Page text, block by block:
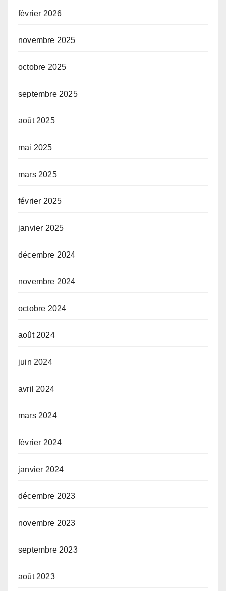
février 2026
novembre 2025
octobre 2025
septembre 2025
août 2025
mai 2025
mars 2025
février 2025
janvier 2025
décembre 2024
novembre 2024
octobre 2024
août 2024
juin 2024
avril 2024
mars 2024
février 2024
janvier 2024
décembre 2023
novembre 2023
septembre 2023
août 2023